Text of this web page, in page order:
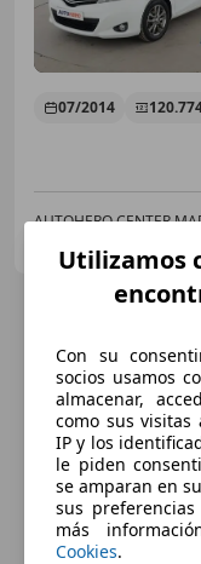
07/2014
AUTOHERO CENTER
Utilizamos
Con su
socios usamos
almacenar,
como sus visitas
IP y los
le piden
se amparan en
sus
más
Cookies.